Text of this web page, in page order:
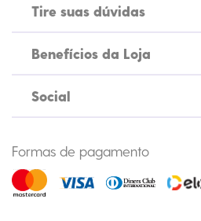
Tire suas dúvidas
Benefícios da Loja
Social
Formas de pagamento